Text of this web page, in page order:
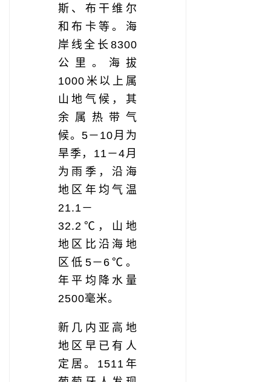
斯、布干维尔
和布卡等。海
岸线全长8300
公里。海拔
1000米以上属
山地气候，其
余属热带气
候。5－10月为
旱季，11－4月
为雨季，沿海
地区年均气温
21.1－
32.2℃，山地
地区比沿海地
区低5－6℃。
年平均降水量
2500毫米。
新几内亚高地
地区早已有人
定居。1511年